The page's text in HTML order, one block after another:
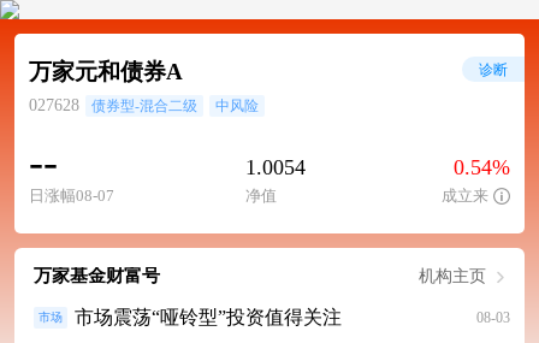
万家元和债券A
027628 债券型-混合二级 中风险
--
日涨幅08-07
1.0054
净值
0.54%
成立来
诊断
万家基金财富号 机构主页
市场 市场震荡“哑铃型”投资值得关注 08-03